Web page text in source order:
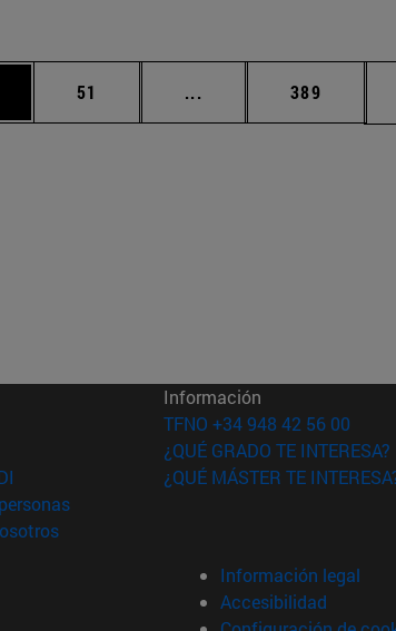
para desplazarse.
Página
51 ... Páginas intermedias
Página
389
en nueva ventana)
en nueva ventana)
(abre en nueva ventana)
(abre en nueva ventana)
(abre en nueva ventana)
Información
TFNO +34 948 42 56 00
¿QUÉ GRADO TE INTERESA?
¿QUÉ MÁSTER TE
Información legal
Accesibilidad